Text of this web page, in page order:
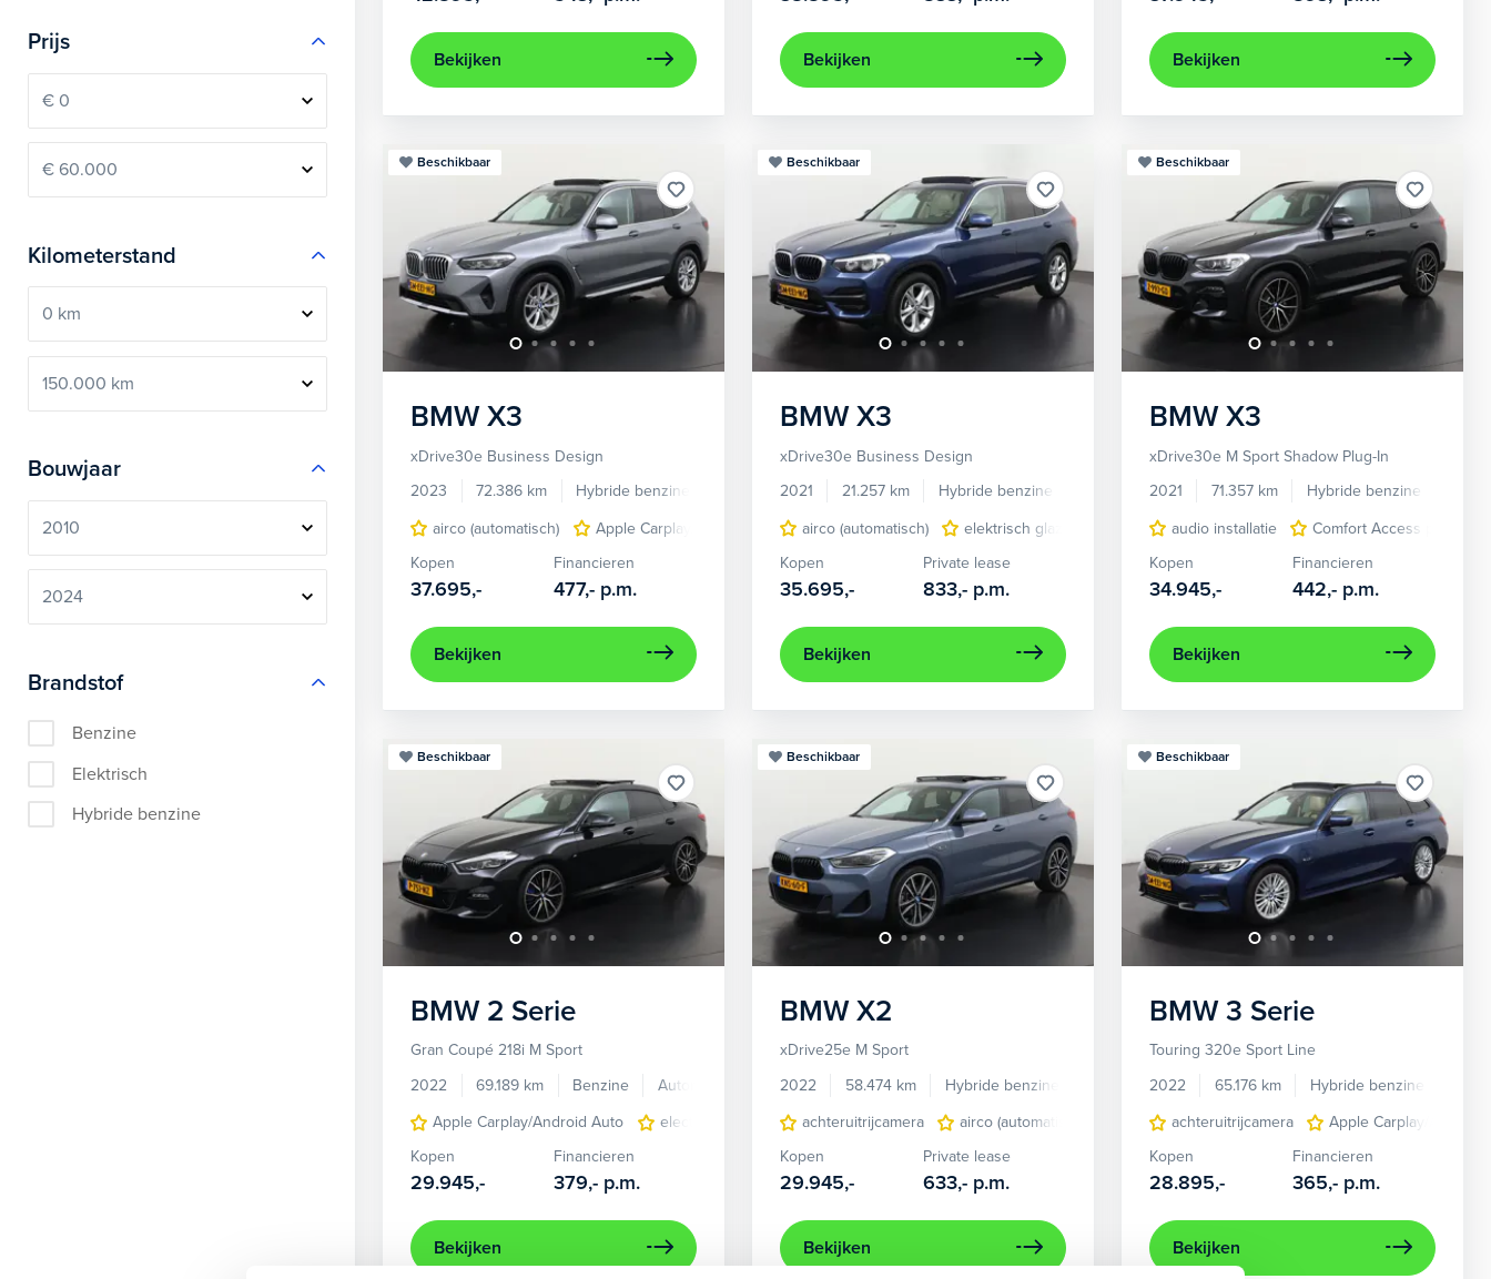
Prijs
Kilometerstand
Bouwjaar
Brandstof
Benzine
Elektrisch
Hybride benzine
Bekijken Bekijken Bekijken
Beschikbaar
BMW X3
xDrive30e Business Design
2023
72.386 km Hybride benzine
Automaat
airco (automatisch)
Apple Carplay/Android Auto elektrisch glazen panorama-dak keyless entry lederen bekleding
navigatiesysteem
Kopen
37.695,-
Financieren
477,- p.m.
Bekijken
Beschikbaar
BMW X3
xDrive30e Business Design
2021
21.257 km Hybride benzine
airco (automatisch)
elektrisch glazen panorama-dak kunstlederen bekleding
Kopen
35.695,-
Private lease
833,- p.m.
Bekijken
Beschikbaar
BMW X3
xDrive30e M Sport Shadow Plug-In
2021
71.357 km Hybride benzine
audio installatie
Comfort Access pakket
Kopen
34.945,-
Financieren
442,- p.m.
Bekijken
Beschikbaar
BMW 2 Serie
Gran Coupé 218i M Sport
2022
69.189 km Benzine
Automaat
Apple Carplay/Android Auto
electronic climate controle elektrisch glazen panorama-dak lederen bekleding lichtmetalen velgen 17"
Kopen
29.945,-
Financieren
379,- p.m.
Bekijken
Beschikbaar
BMW X2
xDrive25e M Sport
2022
58.474 km Hybride benzine
Automaat
achteruitrijcamera
airco (automatisch) elektrisch glazen panorama-dak
lederen
Kopen
29.945,-
Private lease
633,- p.m.
Bekijken
Beschikbaar
BMW 3 Serie
Touring 320e Sport Line
2022
65.176 km Hybride benzine
achteruitrijcamera
Apple Carplay/Android
Kopen
28.895,-
Financieren
365,- p.m.
Bekijken